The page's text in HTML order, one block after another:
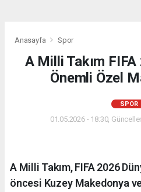
Anasayfa Spor
A Milli Takım
Önemli Özel
SPOR
01.05.2026 - 18:30,
A Milli Takım, FIFA 2026
öncesi Kuzey Makedonya